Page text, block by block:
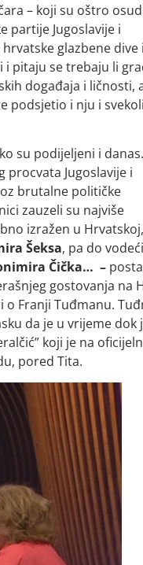
– koji su oštro
partije Jugoslavije i
glazbene dive i
i pitaju se trebaju li
događaja i ličnosti,
podsjetio i nju i
su podijeljeni i
Jugoslavije i
brutalne političke
zauzeli su najviše
izražen u Hrvatskoj,
Šeksa, pa do
Čička… –
gostovanja na
Franji Tuđmanu.
da je u vrijeme dok
koji je na
pored Tita.